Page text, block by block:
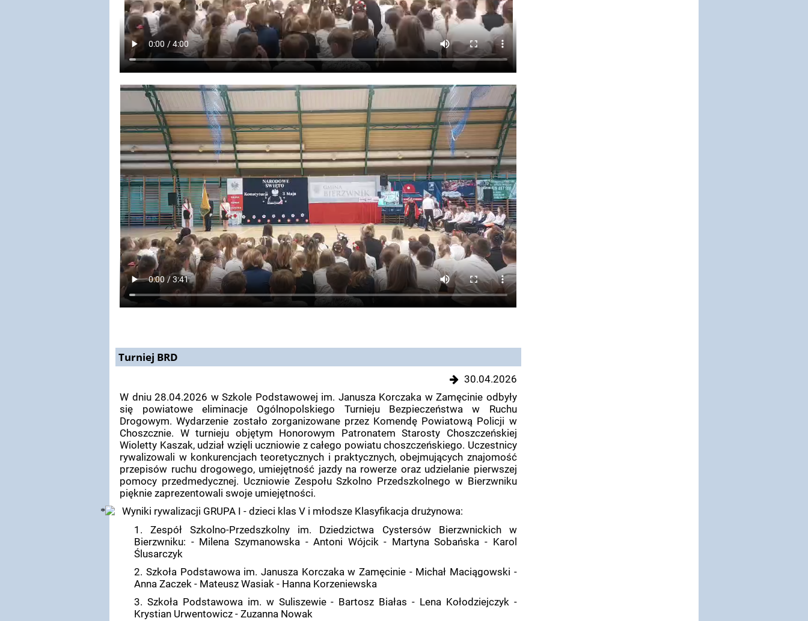
Turniej BRD
30.04.2026
W dniu 28.04.2026 w Szkole Podstawowej im. Janusza Korczaka w Zamęcinie odbyły
się powiatowe eliminacje Ogólnopolskiego Turnieju Bezpieczeństwa w Ruchu
Drogowym. Wydarzenie zostało zorganizowane przez Komendę Powiatową Policji w
Choszcznie. W turnieju objętym Honorowym Patronatem Starosty Choszczeńskiej
Wioletty Kaszak, udział wzięli uczniowie z całego powiatu choszczeńskiego. Uczestnicy
rywalizowali w konkurencjach teoretycznych i praktycznych, obejmujących znajomość
przepisów ruchu drogowego, umiejętność jazdy na rowerze oraz udzielanie pierwszej
pomocy przedmedycznej. Uczniowie Zespołu Szkolno Przedszkolnego w Bierzwniku
pięknie zaprezentowali swoje umiejętności.
Wyniki rywalizacji GRUPA I - dzieci klas V i młodsze Klasyfikacja drużynowa:
1. Zespół Szkolno-Przedszkolny im. Dziedzictwa Cystersów Bierzwnickich w
Bierzwniku: - Milena Szymanowska - Antoni Wójcik - Martyna Sobańska - Karol
Ślusarczyk
2. Szkoła Podstawowa im. Janusza Korczaka w Zamęcinie - Michał Maciągowski -
Anna Zaczek - Mateusz Wasiak - Hanna Korzeniewska
3. Szkoła Podstawowa im. w Suliszewie - Bartosz Białas - Lena Kołodziejczyk -
Krystian Urwentowicz - Zuzanna Nowak